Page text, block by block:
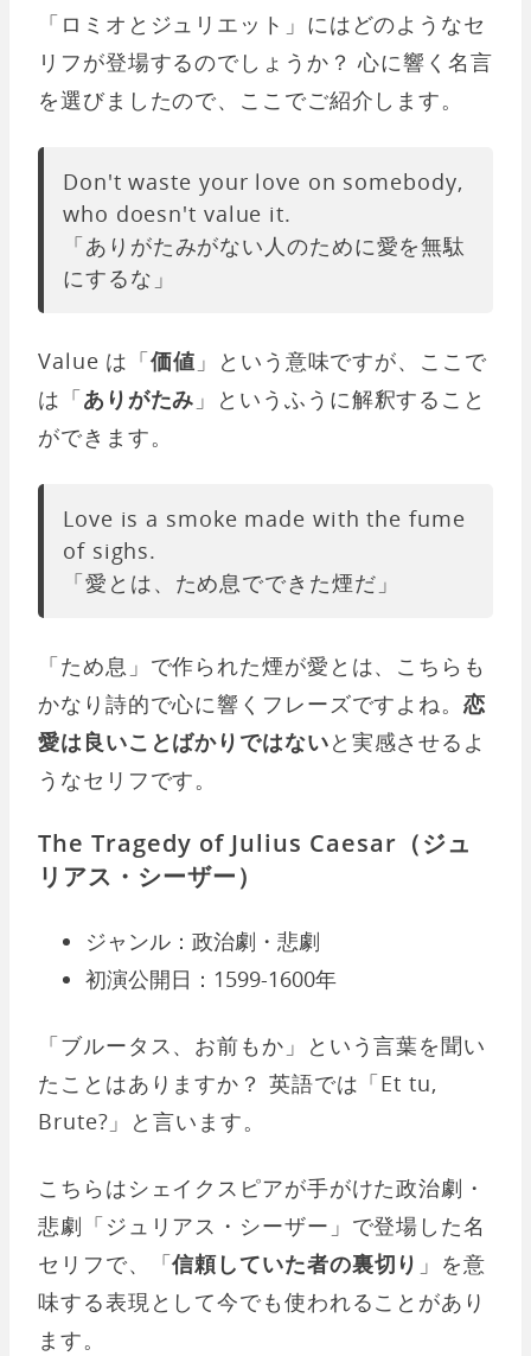
「ロミオとジュリエット」にはどのようなセ
リフが登場するのでしょうか？ 心に響く名言
を選びましたので、ここでご紹介します。
Don't waste your love on somebody,
who doesn't value it.
「ありがたみがない人のために愛を無駄
にするな」
Value は「価値 」という意味ですが、ここで
は「ありがたみ 」というふうに解釈すること
ができます。
Love is a smoke made with the fume
of sighs.
「愛とは、ため息でできた煙だ」
「ため息」で作られた煙が愛とは、こちらも
かなり詩的で心に響くフレーズですよね。恋
愛は良いことばかりではないと実感させるよ
うなセリフです。
The Tragedy of Julius Caesar（ジュ
リアス・シーザー）
ジャンル：政治劇・悲劇
初演公開日：1599-1600年
「ブルータス、お前もか」という言葉を聞い
たことはありますか？ 英語では「Et tu,
Brute?」と言います。
こちらはシェイクスピアが手がけた政治劇・
悲劇「ジュリアス・シーザー」で登場した名
セリフで、「信頼していた者の裏切り 」を意
味する表現として今でも使われることがあり
ます。